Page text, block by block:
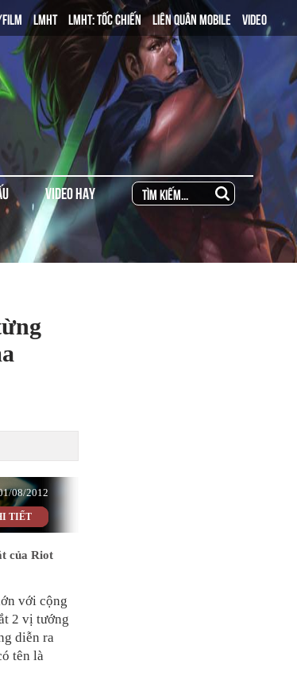
LMHT LMHT: TỐC CHIẾN LIÊN QUÂN MOBILE VIDEO
VIDEO HAY
08/2012
TIẾT
của Riot
với cộng
2 vị tướng
diễn ra
tên là